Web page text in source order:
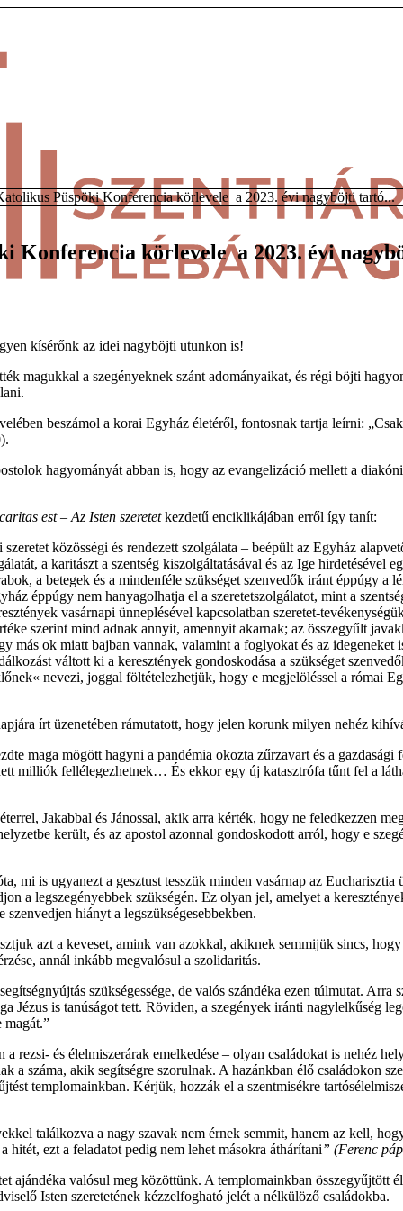
Püspöki Konferencia körlevele a 2023. évi nagyböjti tartó...
Konferencia körlevele a 2023. évi
kísérőnk az idei nagyböjti utunkon is!
magukkal a szegényeknek szánt adományaikat, és régi böjti
beszámol a korai Egyház életéről, fontosnak tartja leírni:
hagyományát abban is, hogy az evangelizáció mellett a
est – Az Isten szeretetkezdetű enciklikájában erről így tanít:
közösségi és rendezett szolgálata – beépült az Egyház
a karitászt a szentség kiszolgáltatásával és az Ige hirdetésével
a betegek és a mindenféle szükséget szenvedők iránt éppúgy a
éppúgy nem hanyagolhatja el a szeretetszolgálatot, mint a
vasárnapi ünneplésével kapcsolatban szeretet-
szerint mind adnak annyit, amennyit akarnak; az összegyűlt
más ok miatt bajban vannak, valamint a foglyokat és az
váltott ki a keresztények gondoskodása a szükséget
nevezi, joggal föltételezhetjük, hogy e megjelöléssel a római
írt üzenetében rámutatott, hogy jelen korunk milyen nehéz
maga mögött hagyni a pandémia okozta zűrzavart és a
milliók fellélegezhetnek… És ekkor egy új katasztrófa tűnt fel a
Jakabbal és Jánossal, akik arra kérték, hogy ne feledkezzen
került, és az apostol azonnal gondoskodott arról, hogy e
mi is ugyanezt a gesztust tesszük minden vasárnap az Eucharisztia
a legszegényebbek szükségén. Ez olyan jel, amelyet a
hiányt a legszükségesebbekben.
azt a keveset, amink van azokkal, akiknek semmijük sincs,
annál inkább megvalósul a szolidaritás.
szükségessége, de valós szándéka ezen túlmutat.
Jézus is tanúságot tett. Röviden, a szegények iránti nagylelkűség
magát.”
a rezsi- és élelmiszerárak emelkedése – olyan családokat is nehéz
a száma, akik segítségre szorulnak. A hazánkban élő családokon
templomainkban. Kérjük, hozzák el a szentmisékre
találkozva a nagy szavak nem érnek semmit, hanem az kell,
hitét, ezt a feladatot pedig nem lehet másokra áthárítani” (Ferenc
ajándéka valósul meg közöttünk. A templomainkban összegyűjtött
Isten szeretetének kézzelfogható jelét a nélkülöző családokba.